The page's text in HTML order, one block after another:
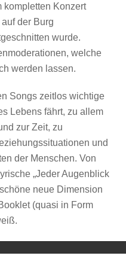
kompletten Konzert
der Burg
wurde.
welche
werden lassen.
Songs zeitlos wichtige
Lebens fährt, zu allem
zur Zeit, zu
und
der Menschen. Von
„Jeder Augenblick
neue Dimension
(quasi in Form